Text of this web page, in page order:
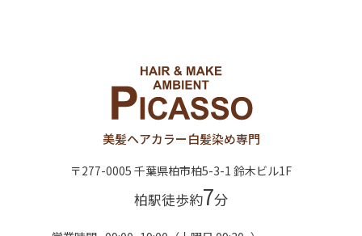
美髪ヘアカラー白髪染め専門
〒277-0005 千葉県柏市柏5-3-1 鈴木ビル1F
柏駅徒歩約7分